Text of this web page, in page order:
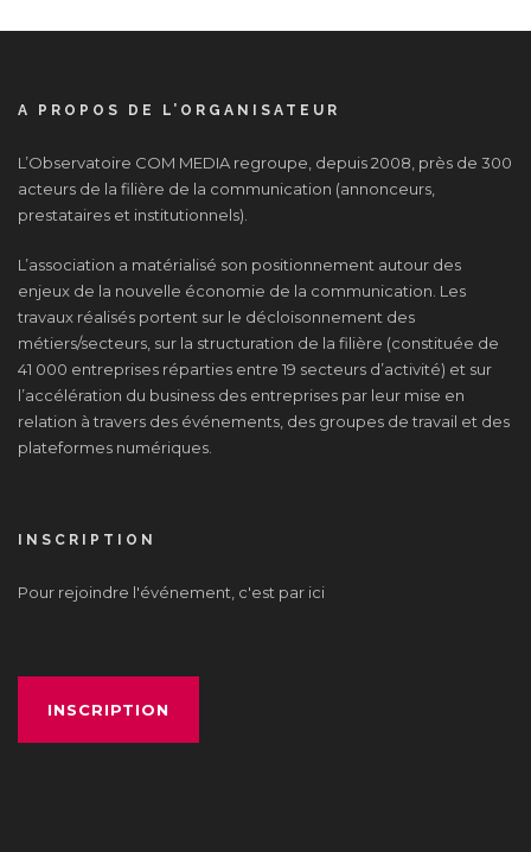
A PROPOS DE L’ORGANISATEUR
L’Observatoire COM MEDIA regroupe, depuis 2008, près de 300
acteurs de la filière de la communication (annonceurs,
prestataires et institutionnels).
L’association a matérialisé son positionnement autour des
enjeux de la nouvelle économie de la communication. Les
travaux réalisés portent sur le décloisonnement des
métiers/secteurs, sur la structuration de la filière (constituée de
41 000 entreprises réparties entre 19 secteurs d’activité) et sur
l’accélération du business des entreprises par leur mise en
relation à travers des événements, des groupes de travail et des
plateformes numériques.
INSCRIPTION
Pour rejoindre l'événement, c'est par ici
INSCRIPTION